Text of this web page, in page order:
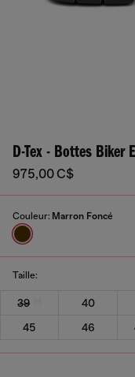
D-Tex - Bottes Biker
975,00 C$
Couleur: Marron Foncé
Taille:
39 40
45
46